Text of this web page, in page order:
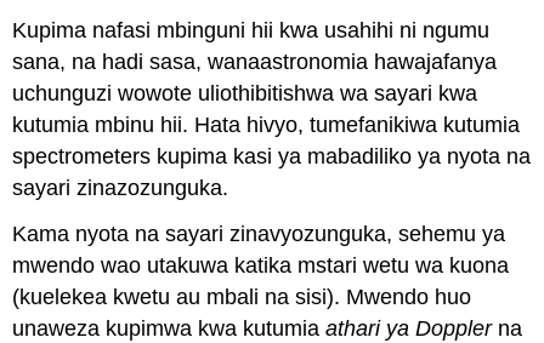
Kupima nafasi mbinguni hii kwa usahihi ni ngumu
sana, na hadi sasa, wanaastronomia hawajafanya
uchunguzi wowote uliothibitishwa wa sayari kwa
kutumia mbinu hii. Hata hivyo, tumefanikiwa kutumia
spectrometers kupima kasi ya mabadiliko ya nyota na
sayari zinazozunguka.
Kama nyota na sayari zinavyozunguka, sehemu ya
mwendo wao utakuwa katika mstari wetu wa kuona
(kuelekea kwetu au mbali na sisi). Mwendo huo
unaweza kupimwa kwa kutumiaathari ya Dopplerna